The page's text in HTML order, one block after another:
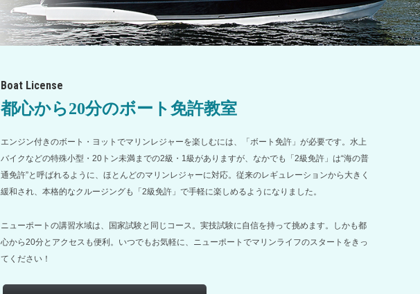
Boat License
都心から20分のボート免許教室
エンジン付きのボート・ヨットでマリンレジャーを楽しむには、「ボート免許」が必要です。水上
バイクなどの特殊小型・20トン未満までの2級・1級がありますが、なかでも「2級免許」は“海の普
通免許”と呼ばれるように、ほとんどのマリンレジャーに対応。従来のレギュレーションから大きく
緩和され、本格的なクルージングも「2級免許」で手軽に楽しめるようになりました。
ニューポートの講習水域は、国家試験と同じコース。実技試験に自信を持って挑めます。しかも都
心から20分とアクセスも便利。いつでもお気軽に、ニューポートでマリンライフのスタートをきっ
てください！